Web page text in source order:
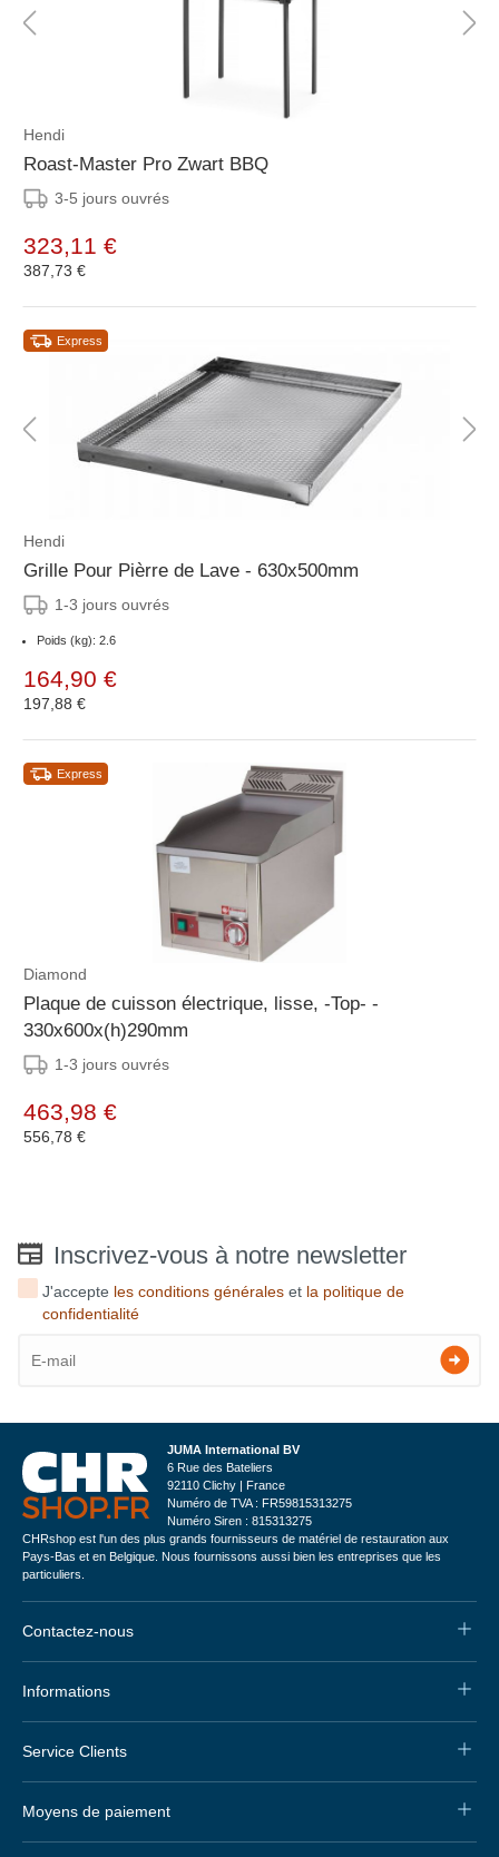
Hendi
Roast-Master Pro Zwart BBQ
3-5 jours ouvrés
323,11 €
387,73 €
Express
Hendi
Grille Pour Pièrre de Lave - 630x500mm
1-3 jours ouvrés
Poids (kg): 2.6
164,90 €
197,88 €
Express
Diamond
Plaque de cuisson électrique, lisse, -Top- -
330x600x(h)290mm
1-3 jours ouvrés
463,98 €
556,78 €
Inscrivez-vous à notre newsletter
J'accepte les conditions générales et la politique de
confidentialité
JUMA International BV
6 Rue des Bateliers
92110 Clichy | France
Numéro de TVA : FR59815313275
Numéro Siren : 815313275
CHRshop est l'un des plus grands fournisseurs de matériel de restauration aux
Pays-Bas et en Belgique. Nous fournissons aussi bien les entreprises que les
particuliers.
Contactez-nous
Informations
Service Clients
Moyens de paiement